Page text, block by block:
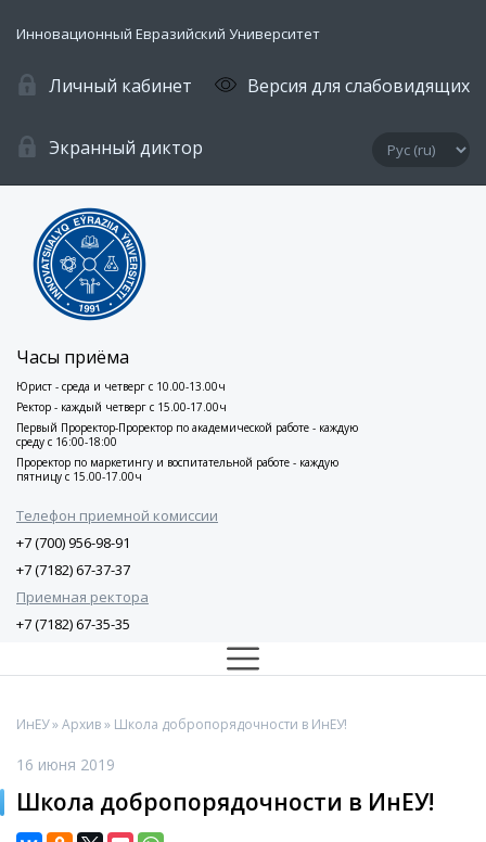
Инновационный Евразийский Университет
Личный кабинет Версия для слабовидящих
Экранный диктор
Часы приёма
Юрист - среда и четверг с 10.00-13.00ч
Ректор - каждый четверг с 15.00-17.00ч
Первый Проректор-Проректор по академической работе - каждую
среду с 16:00-18:00
Проректор по маркетингу и воспитательной работе - каждую
пятницу с 15.00-17.00ч
Телефон приемной комиссии
+7 (700) 956-98-91
+7 (7182) 67-37-37
Приемная ректора
+7 (7182) 67-35-35
ИнЕУ»Архив» Школа добропорядочности в ИнЕУ!
16 июня 2019
Школа добропорядочности в ИнЕУ!